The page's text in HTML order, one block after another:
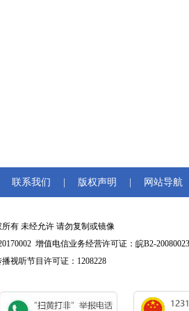
联系我们 版权声明 网站导航
有 未经允许 请勿复制或镜像
增值电信业务经营许可证：皖B2-20080023
视听节目许可证：1208228